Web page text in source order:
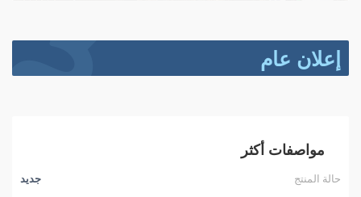
إعلان عام
مواصفات أكثر
حالة المنتج
جديد